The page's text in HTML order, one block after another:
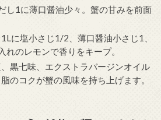
し1に薄口醤油少々。蟹の甘みを前面
に塩小さじ1/2、薄口醤油小さじ1、
れのレモンで香りをキープ。
黒七味、エクストラバージンオイル
のコクが蟹の風味を持ち上げます。